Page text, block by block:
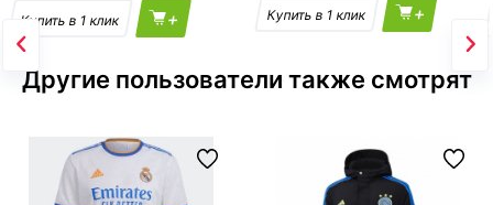
+ +
Другие пользователи также смотрят